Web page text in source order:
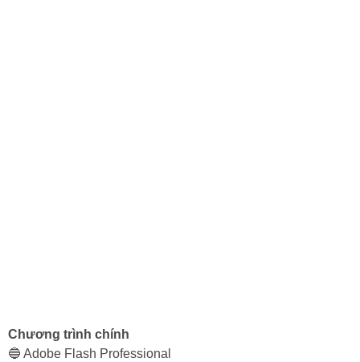
Chương trình chính
🔵 Adobe Flash Professional